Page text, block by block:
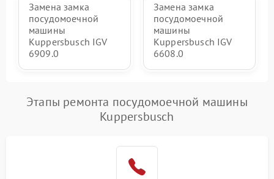
Замена замка
посудомоечной
машины
Kuppersbusch IGV
6909.0
Замена замка
посудомоечной
машины
Kuppersbusch IGV
6608.0
Этапы ремонта посудомоечной машины
Kuppersbusch